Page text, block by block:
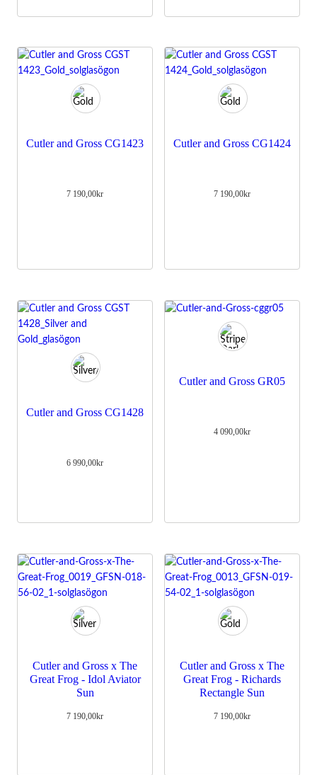
Cutler and Gross CG1423
7 190,00kr
Cutler and Gross CG1424
7 190,00kr
Cutler and Gross CG1428
6 990,00kr
Cutler and Gross GR05
4 090,00kr
Cutler and Gross x The
Great Frog - Idol Aviator
Sun
7 190,00kr
Cutler and Gross x The
Great Frog - Richards
Rectangle Sun
7 190,00kr